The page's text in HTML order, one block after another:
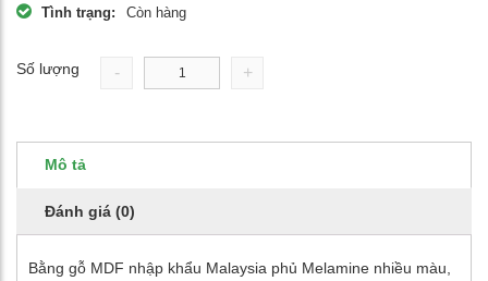
Tình trạng:
Còn hàng
Số lượng - +
Mô tả
Đánh giá (0)
Bằng gỗ MDF nhập khẩu Malaysia phủ Melamine nhiều màu,